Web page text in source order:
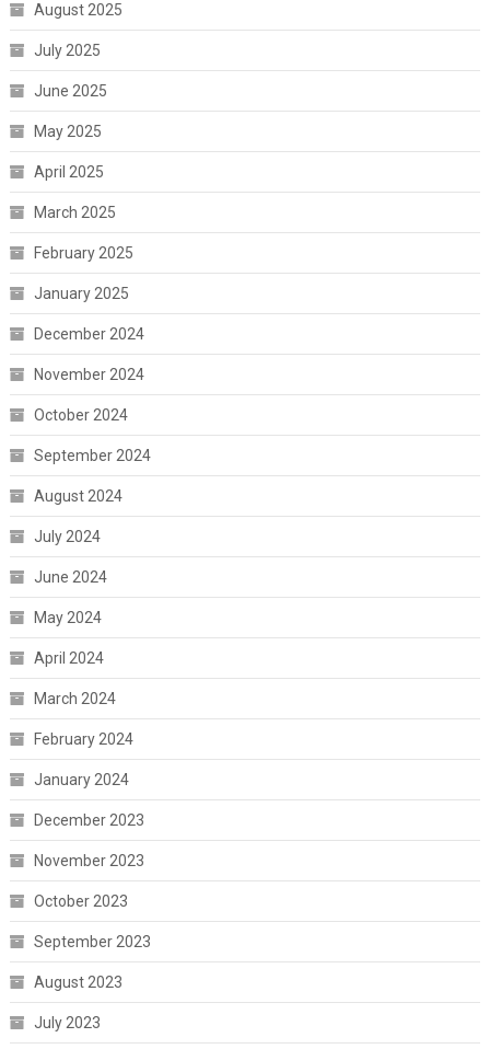
August 2025
July 2025
June 2025
May 2025
April 2025
March 2025
February 2025
January 2025
December 2024
November 2024
October 2024
September 2024
August 2024
July 2024
June 2024
May 2024
April 2024
March 2024
February 2024
January 2024
December 2023
November 2023
October 2023
September 2023
August 2023
July 2023